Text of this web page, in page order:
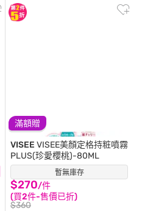
滿額贈
暫無庫存
VISEE VISEE美顏定格持粧噴霧
PLUS(珍愛櫻桃)-80ML
$270/件
(買2件-售價已折)
$360
(1)